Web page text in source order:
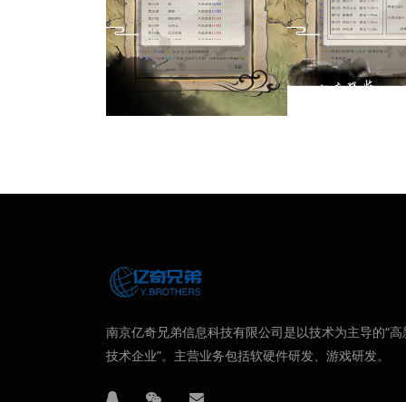
南京亿奇兄弟信息科技有限公司是以技术为主导的“高
技术企业”。主营业务包括软硬件研发、游戏研发。